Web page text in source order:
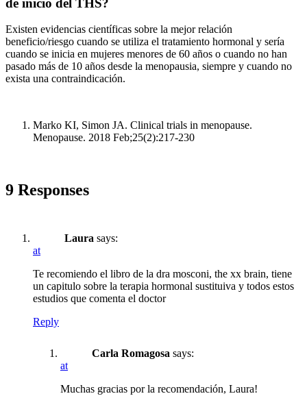
Existen evidencias científicas sobre la mejor relación
beneficio/riesgo cuando se utiliza el tratamiento hormonal y sería
cuando se inicia en mujeres menores de 60 años o cuando no han
pasado más de 10 años desde la menopausia, siempre y cuando no
exista una contraindicación.
Marko KI, Simon JA. Clinical trials in menopause.
Menopause. 2018 Feb;25(2):217-230
9 Responses
Laura says:
at
Te recomiendo el libro de la dra mosconi, the xx brain, tiene
un capitulo sobre la terapia hormonal sustituiva y todos estos
estudios que comenta el doctor
Reply
Carla Romagosa says:
at
Muchas gracias por la recomendación, Laura!